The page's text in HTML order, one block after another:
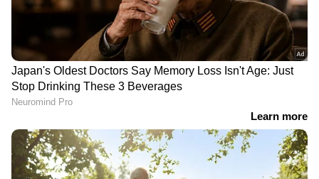
ലഹരിവിൽപ്പന തടയാൻ 14
നിർദേശങ്ങളുമായി എക്സൈസ്